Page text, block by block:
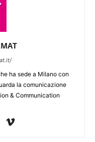
ha sede a Milano con
la comunicazione
& Communication